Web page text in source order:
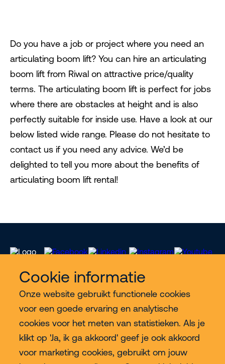
Cookie informatie
Onze website gebruikt functionele cookies
voor een goede ervaring en analytische
cookies voor het meten van statistieken. Als je
klikt op 'Ja, ik ga akkoord' geef je ook akkoord
voor marketing cookies, gebruikt om jouw
Do you have a job or project where you need an
articulating boom lift? You can hire an articulating
boom lift from Riwal on attractive price/quality
terms. The articulating boom lift is perfect for jobs
where there are obstacles at height and is also
perfectly suitable for inside use. Have a look at our
below listed wide range. Please do not hesitate to
contact us if you need any advice. We’d be
delighted to tell you more about the benefits of
articulating boom lift rental!
Meer Riwal
Industries